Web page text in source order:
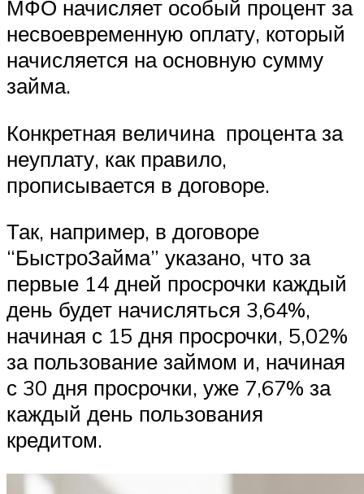
МФО начисляет особый процент за
несвоевременную оплату, который
начисляется на основную сумму
займа.
Конкретная величина процента за
неуплату, как правило,
прописывается в договоре.
Так, например, в договоре
“БыстроЗайма” указано, что за
первые 14 дней просрочки каждый
день будет начисляться 3,64%,
начиная с 15 дня просрочки, 5,02%
за пользование займом и, начиная
с 30 дня просрочки, уже 7,67% за
каждый день пользования
кредитом.